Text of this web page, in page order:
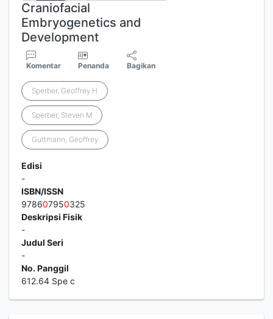
Craniofacial
Embryogenetics and
Development
Komentar Penanda Bagikan
Sperber, Geoffrey H
Sperber, Steven M
Guttmann, Geoffrey
Edisi
-
ISBN/ISSN
978607950325
Deskripsi Fisik
-
Judul Seri
-
No. Panggil
612.64 Spe c